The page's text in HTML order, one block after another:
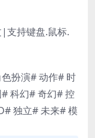
支持键盘.鼠标.
扮演# 动作# 时
科幻# 奇幻# 控
独立# 未来# 模